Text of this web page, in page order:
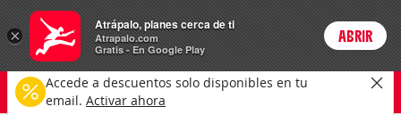
Actividades Login
La Calera ciudad
Aventuras Cualquier fecha
CAMBIAR
×
Atrápalo, planes cerca de ti
Atrapalo.com
Gratis - En Google Play
ABRIR
Accede a descuentos solo disponibles en tu
email. Activar ahora